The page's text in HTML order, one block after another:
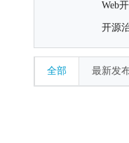
Web
开源
全部 最新发